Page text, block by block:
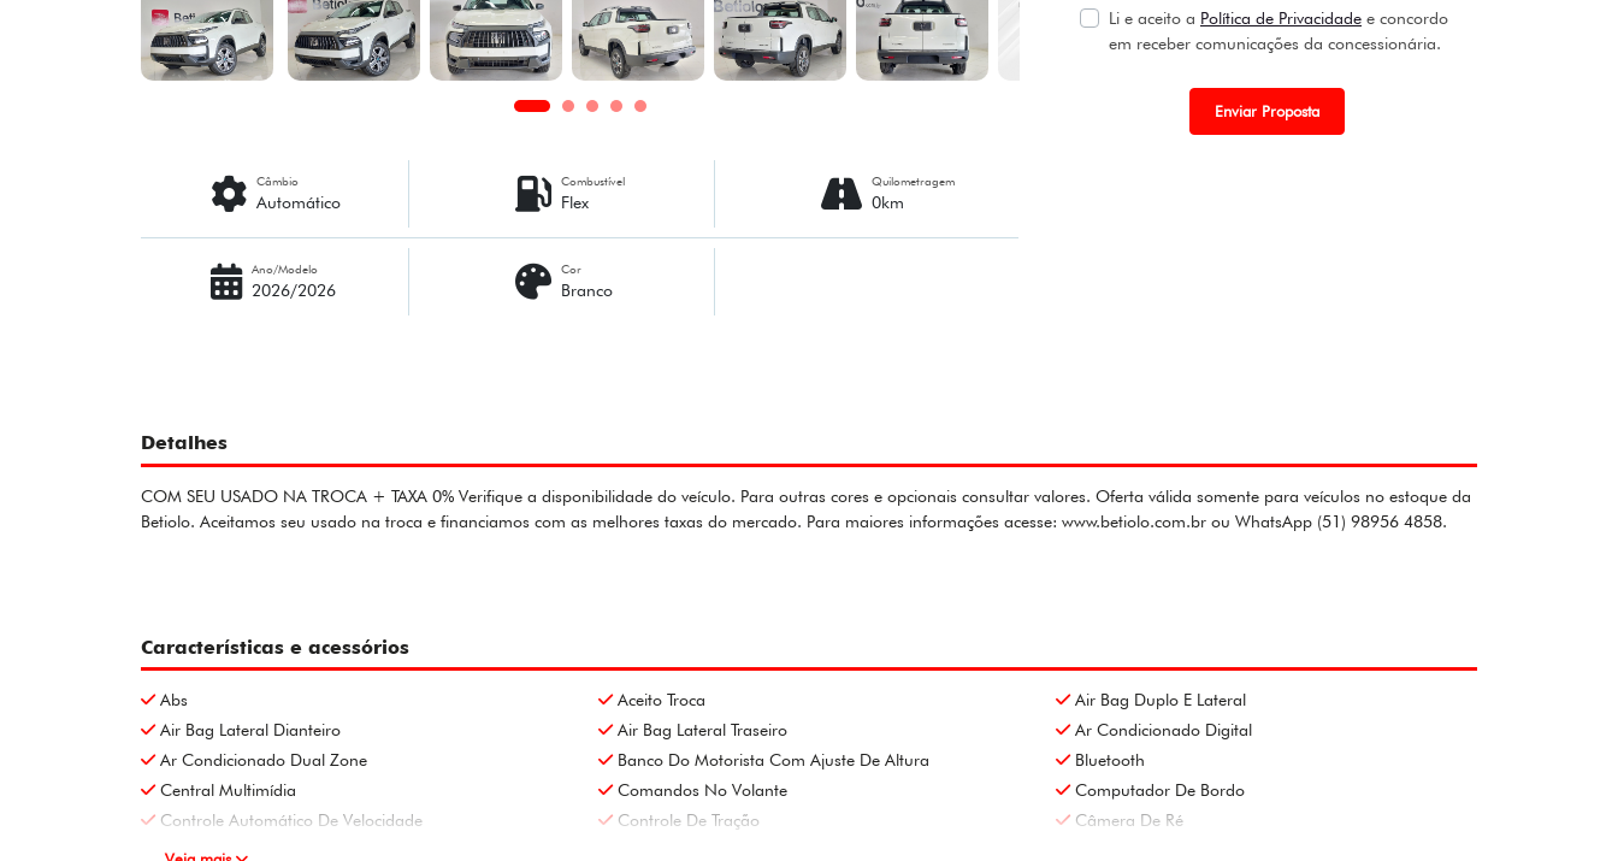
Li e aceito a Política de Privacidade e concordo
em receber comunicações da concessionária.
Enviar Proposta
Câmbio
Automático
Combustível
Flex
Quilometragem
0km
Ano/Modelo
2026/2026
Cor
Branco
Detalhes
COM SEU USADO NA TROCA + TAXA 0% Verifique a disponibilidade do veículo. Para outras cores e opcionais consultar valores. Oferta válida somente para veículos no estoque da
Betiolo. Aceitamos seu usado na troca e financiamos com as melhores taxas do mercado. Para maiores informações acesse: www.betiolo.com.br ou WhatsApp (51) 98956 4858.
Características e acessórios
Abs Aceito Troca
Air Bag Duplo E Lateral
Air Bag Lateral Dianteiro
Air Bag Lateral Traseiro
Ar Condicionado Digital
Ar Condicionado Dual Zone
Banco Do Motorista Com Ajuste De Altura
Bluetooth
Central Multimídia
Comandos No Volante
Computador De Bordo
Controle Automático De Velocidade
Controle De Tração
Câmera De Ré